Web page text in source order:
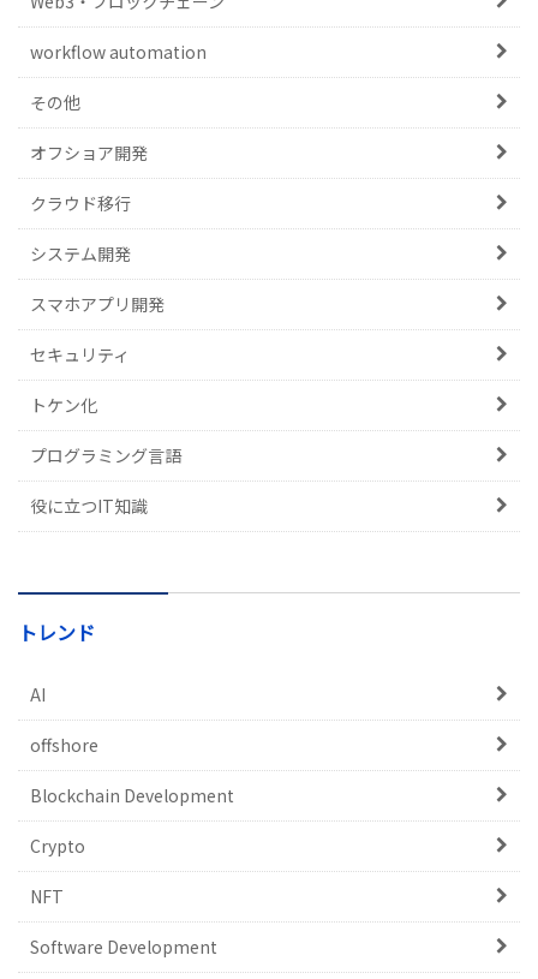
workflow automation
その他
オフショア開発
クラウド移行
システム開発
スマホアプリ開発
セキュリティ
トケン化
プログラミング言語
役に立つIT知識
トレンド
AI
offshore
Blockchain Development
Crypto
NFT
Software Development